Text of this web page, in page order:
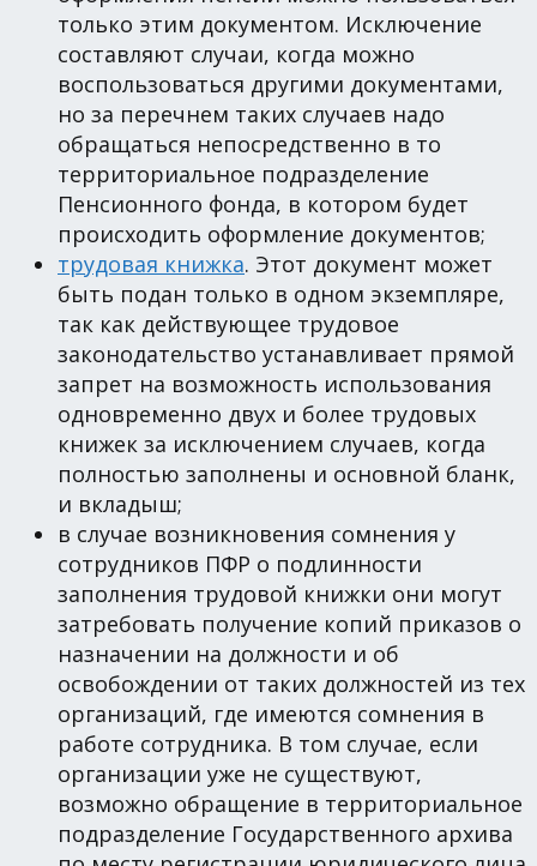
только этим документом. Исключение
составляют случаи, когда можно
воспользоваться другими документами,
но за перечнем таких случаев надо
обращаться непосредственно в то
территориальное подразделение
Пенсионного фонда, в котором будет
происходить оформление документов;
трудовая книжка. Этот документ может
быть подан только в одном экземпляре,
так как действующее трудовое
законодательство устанавливает прямой
запрет на возможность использования
одновременно двух и более трудовых
книжек за исключением случаев, когда
полностью заполнены и основной бланк,
и вкладыш;
в случае возникновения сомнения у
сотрудников ПФР о подлинности
заполнения трудовой книжки они могут
затребовать получение копий приказов о
назначении на должности и об
освобождении от таких должностей из тех
организаций, где имеются сомнения в
работе сотрудника. В том случае, если
организации уже не существуют,
возможно обращение в территориальное
подразделение Государственного архива